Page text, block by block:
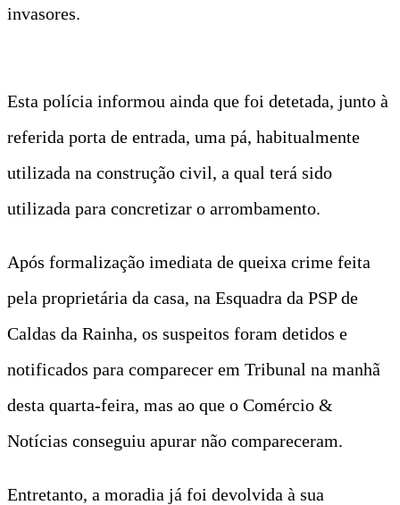
invasores.
Esta polícia informou ainda que foi detetada, junto à
referida porta de entrada, uma pá, habitualmente
utilizada na construção civil, a qual terá sido
utilizada para concretizar o arrombamento.
Após formalização imediata de queixa crime feita
pela proprietária da casa, na Esquadra da PSP de
Caldas da Rainha, os suspeitos foram detidos e
notificados para comparecer em Tribunal na manhã
desta quarta-feira, mas ao que o Comércio &
Notícias conseguiu apurar não compareceram.
Entretanto, a moradia já foi devolvida à sua